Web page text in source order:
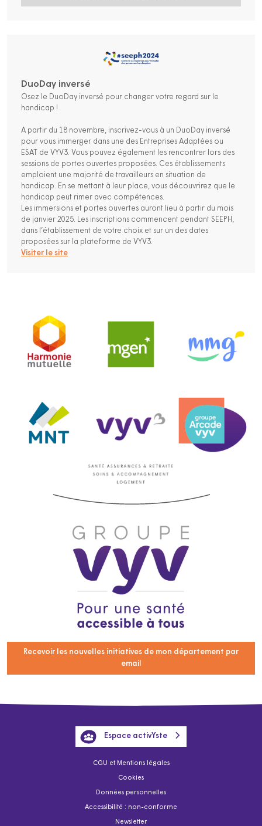
DuoDay inversé
Osez le DuoDay inversé pour changer votre regard sur le
handicap !
A partir du 18 novembre, inscrivez-vous à un DuoDay inversé
pour vous immerger dans une des Entreprises Adaptées ou
ESAT de VYV3. Vous pouvez également les rencontrer lors des
sessions de portes ouvertes proposées. Ces établissements
emploient une majorité de travailleurs en situation de
handicap. En se mettant à leur place, vous découvrirez que le
handicap peut rimer avec compétences.
Les immersions et portes ouvertes auront lieu à partir du mois
de janvier 2025. Les inscriptions commencent pendant SEEPH,
dans l’établissement de votre choix et sur un des dates
proposées sur la plateforme de VYV3.
Visiter le site
Recevoir les nouvelles initiatives de mon département par
email
CGU et Mentions légales
Cookies
Données personnelles
Accessibilité : non-conforme
Newsletter
Espace activYste